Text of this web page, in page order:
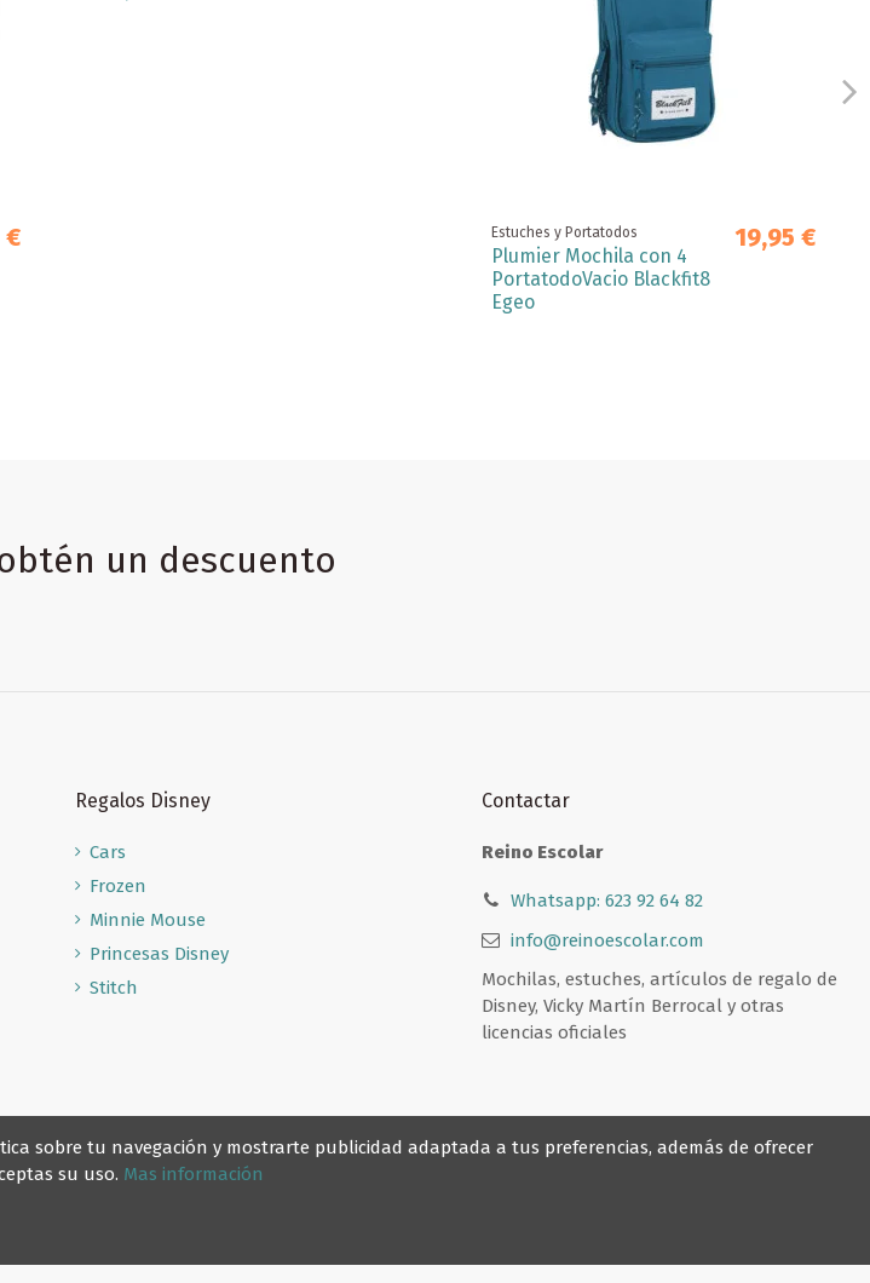
€ Estuches y Portatodos
Plumier Mochila con 4
PortatodoVacio Blackfit8
Egeo
19,95 €
un descuento
Regalos Disney
Cars
Frozen
Minnie Mouse
Princesas Disney
Stitch
Contactar
Reino Escolar
Whatsapp: 623 92 64 82
info@reinoescolar.com
Mochilas, estuches, artículos de regalo de
Disney, Vicky Martín Berrocal y otras
licencias oficiales
sobre tu navegación y mostrarte publicidad adaptada a tus preferencias, además de ofrecer
su uso. Mas información